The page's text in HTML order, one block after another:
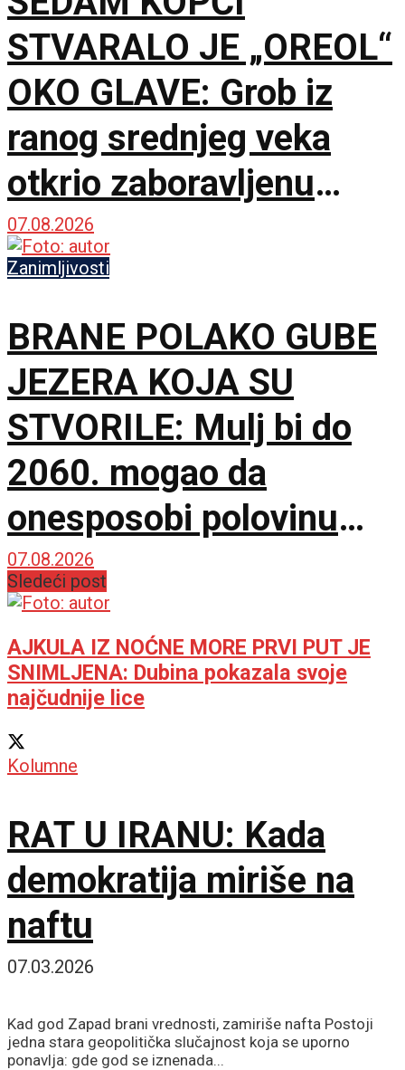
STVARALO JE „OREOL“
OKO GLAVE: Grob iz
ranog srednjeg veka
otkrio zaboravljenu
kulturu
07.08.2026
Zanimljivosti
BRANE POLAKO GUBE
JEZERA KOJA SU
STVORILE: Mulj bi do
2060. mogao da
onesposobi polovinu
svetskih akumulacija
07.08.2026
Sledeći post
AJKULA IZ NOĆNE MORE PRVI PUT JE
SNIMLJENA: Dubina pokazala svoje
najčudnije lice
Kolumne
RAT U IRANU: Kada
demokratija miriše na
naftu
07.03.2026
Kad god Zapad brani vrednosti, zamiriše nafta Postoji
jedna stara geopolitička slučajnost koja se uporno
ponavlja: gde god se iznenada...